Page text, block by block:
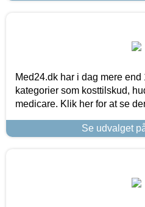
Med24.dk har i dag mere
kategorier som kosttilskud,
medicare. Klik her for at se
Se udvalget